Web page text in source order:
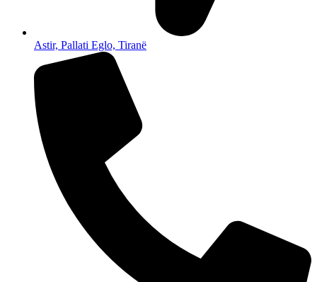
Astir, Pallati Eglo, Tiranë